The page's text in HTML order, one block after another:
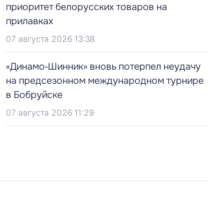
приоритет белорусских товаров на
прилавках
07 августа 2026 13:38
«Динамо‑Шинник» вновь потерпел неудачу
на предсезонном международном турнире
в Бобруйске
07 августа 2026 11:29